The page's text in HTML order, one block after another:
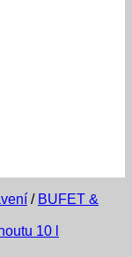
/ BUFET &